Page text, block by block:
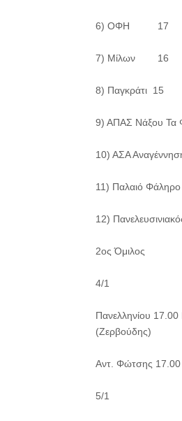
6) ΟΦΗ 17
7) Μίλων
8) Παγκράτι
9) ΑΠΑΣ
10) ΑΣΑ
11) Παλαιό
12)
2ος Όμιλος
4/1
Πανελληνίου
(Ζερβούδης)
Αντ. Φώτσης 17.00
5/1